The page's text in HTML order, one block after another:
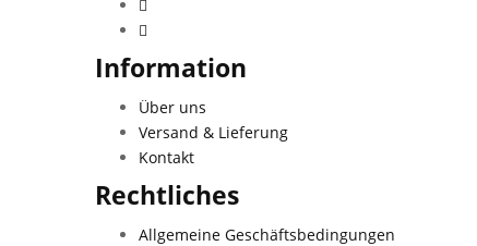
Information
Über uns
Versand & Lieferung
Kontakt
Rechtliches
Allgemeine Geschäftsbedingungen